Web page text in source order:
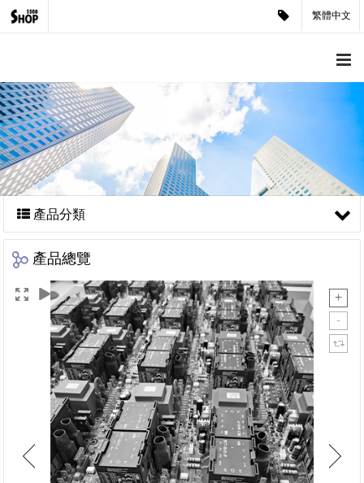
繁體中文
產品分類
產品總覽